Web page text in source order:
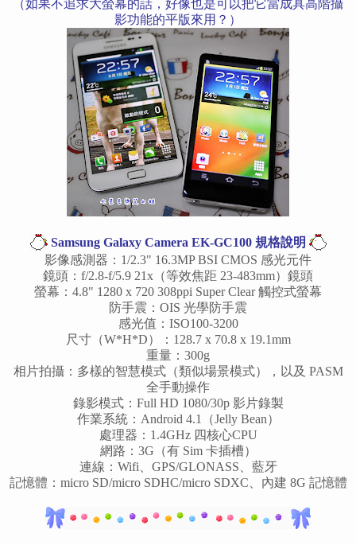
（如果不追求大螢幕的話，好像也是可以把它當成具高階攝
影功能的平版來用？）
Samsung Galaxy Camera EK-GC100 規格說明
影像感測器：1/2.3" 16.3MP BSI CMOS 感光元件
鏡頭：f/2.8-f/5.9 21x（等效焦距 23-483mm）鏡頭
螢幕：4.8" 1280 x 720 308ppi Super Clear 觸控式螢幕
防手震：OIS 光學防手震
感光值：ISO100-3200
尺寸（W*H*D）：128.7 x 70.8 x 19.1mm
重量：300g
相片拍攝：多樣的智慧模式（類似場景模式），以及 PASM
全手動操作
錄影模式：Full HD 1080/30p 影片錄製
作業系統：Android 4.1（Jelly Bean）
處理器：1.4GHz 四核心CPU
網路：3G（有 Sim 卡插槽）
連線：Wifi、GPS/GLONASS、藍牙
記憶體：micro SD/micro SDHC/micro SDXC、內建 8G 記憶體